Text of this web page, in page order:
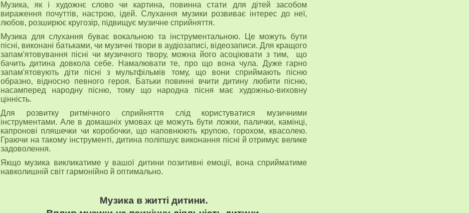
Музика, як і художнє слово чи картина, повинна стати для дітей засобом
вираження почуттів, настрою, ідей. Слухання музики розвиває інтерес до неї,
любов, розширює кругозір, підвищує музичне сприйняття.
Музика для слухання буває вокальною та інструментальною. Це можуть бути
пісні, виконані батьками, чи музичні твори в аудіозаписі, відеозаписи. Для кращого
запам'ятовування пісні чи музичного твору, можна його асоціювати з тим, що
бачить дитина довкола себе. Намалювати те, про що вона чула. Дуже гарно
запам'ятовують діти пісні з мультфільмів тому, що вони сприймають пісню
образно, відносно певного героя. Батьки повинні вчити дитину любити пісню,
насамперед народну пісню, тому що народна пісня має художньо-виховну
цінність.
Для розвитку ритмічного сприйняття слід користуватися музичними
інструментами. Але в домашніх умовах це можуть бути ложки, палички, камінці,
капронові пляшечки чи коробочки, що наповнюють крупою, горохом, квасолею.
Граючи на такому інструменті, дитина поліпшує виконання пісні й отримує велике
задоволення.
Якщо музика викликатиме у вашої дитини позитивні емоції, вона сприйматиме
навколишній світ гармонійно й оптимально.
Музика в житті дитини.